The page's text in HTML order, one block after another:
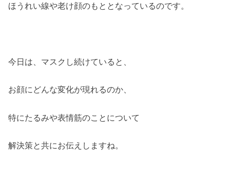
ほうれい線や老け顔のもととなっているのです。
今日は、マスクし続けていると、
お顔にどんな変化が現れるのか、
特にたるみや表情筋のことについて
解決策と共にお伝えしますね。